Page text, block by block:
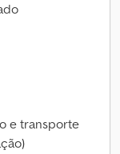
e transporte